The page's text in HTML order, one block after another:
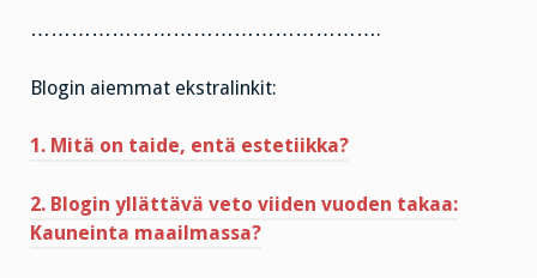
…………………………………………….
Blogin aiemmat ekstralinkit:
1. Mitä on taide, entä estetiikka?
2. Blogin yllättävä veto viiden vuoden takaa:
Kauneinta maailmassa?